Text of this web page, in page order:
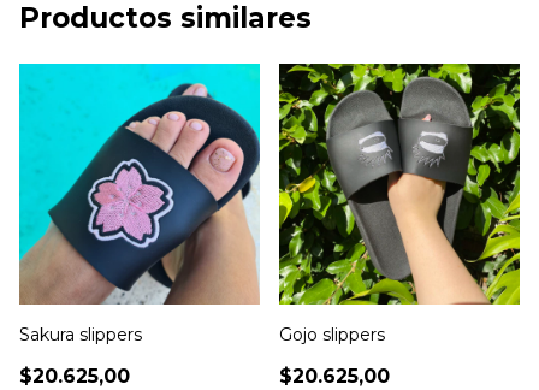
Productos similares
Sakura slippers
$20.625,00
Gojo slippers
$20.625,00